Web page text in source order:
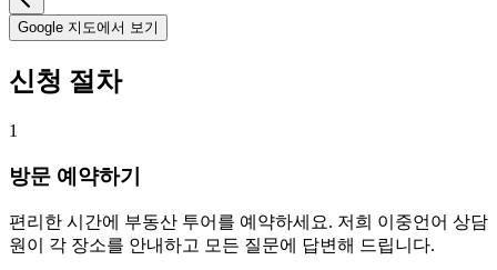
Google 지도에서 보기
신청 절차
1
방문 예약하기
편리한 시간에 부동산 투어를 예약하세요. 저희 이중언어 상담
원이 각 장소를 안내하고 모든 질문에 답변해 드립니다.